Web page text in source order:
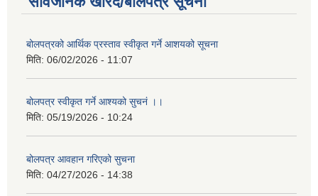
बोलपत्रको आर्थिक प्रस्ताव स्वीकृत गर्ने आशयको सूचना
मिति: 06/02/2026 - 11:07
बोलपत्र स्वीकृत गर्ने आश्यको सुचनं ।।
मिति: 05/19/2026 - 10:24
बोलपत्र आवहान गरिएको सुचना
मिति: 04/27/2026 - 14:38